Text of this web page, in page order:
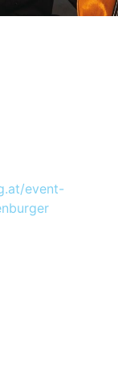
event-